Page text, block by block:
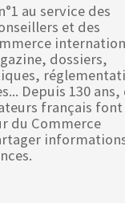
au service des
et des
dossiers,
Depuis 130 ans,
français font
du Commerce